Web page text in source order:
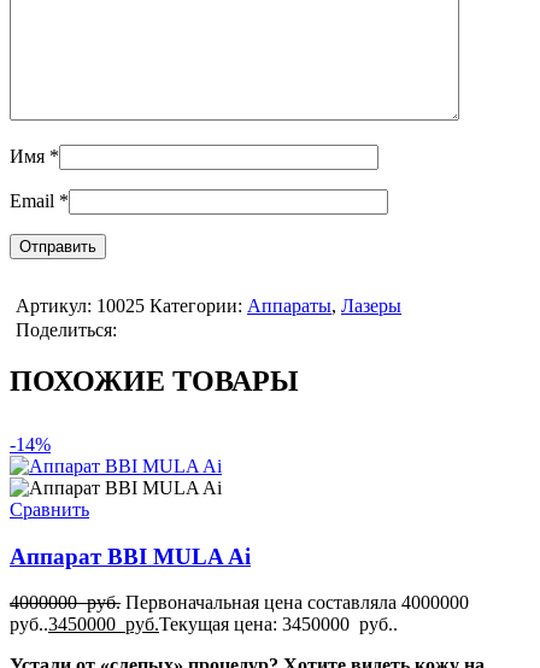
Имя *
Email *
Артикул: 10025 Категории: Аппараты, Лазеры
Поделиться:
ПОХОЖИЕ ТОВАРЫ
-14%
Сравнить
Аппарат BBI MULA Ai
4000000руб. Первоначальная цена составляла 4000000
руб..3450000 руб.Текущая цена: 3450000 руб..